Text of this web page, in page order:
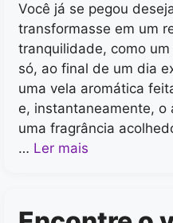
Você já se pegou
transformasse em um
tranquilidade, como
só, ao final de um dia
uma vela aromática
e, instantaneamente, o
uma fragrância
… Ler mais